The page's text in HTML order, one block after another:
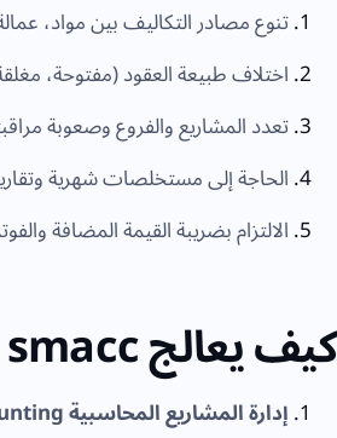
تنوع مصادر التكاليف بين مواد،
اختلاف طبيعة العقود (مفتوحة،
تعدد المشاريع والفروع وصعوبة
الحاجة إلى مستخلصات شهرية
الالتزام بضريبة القيمة المضافة
كيف يعالج smacc برنامج هذه التحديات؟
إدارة المشاريع المحاسبية Project Accounting